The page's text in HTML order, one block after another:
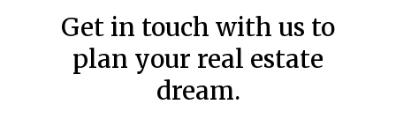
Get in touch with us to
plan your real estate
dream.